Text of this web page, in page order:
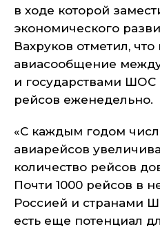
в ходе которой
экономического
Вахруков отметил,
авиасообщение
и государствами ШОС
рейсов еженедельно.
«С каждым годом
авиарейсов
количество рейсов
Почти 1000 рейсов в
Россией и странами
есть еще потенциал